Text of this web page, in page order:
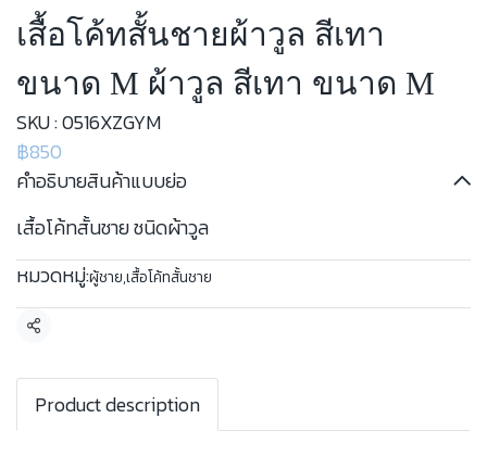
เสื้อโค้ทสั้นชายผ้าวูล สีเทา
ขนาด M ผ้าวูล สีเทา ขนาด M
SKU : 0516XZGYM
฿850
คำอธิบายสินค้าแบบย่อ
เสื้อโค้ทสั้นชาย ชนิดผ้าวูล
หมวดหมู่:ผู้ชาย,เสื้อโค้ทสั้นชาย
แชร์
Product description